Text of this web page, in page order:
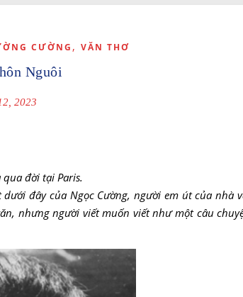
CƯỜNG , VĂN THƠ
Nguôi
2023
đời tại Paris.
đây của Ngọc Cường, người em út của nhà
nhưng người viết muốn viết như một câu